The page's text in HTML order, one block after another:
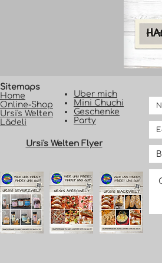
Sitemaps
Home
Online-Shop
Ursi's Welten
Lädeli
Uber mich
Mini Chuchi
Geschenke
Party
Ursi's Welten Flyer